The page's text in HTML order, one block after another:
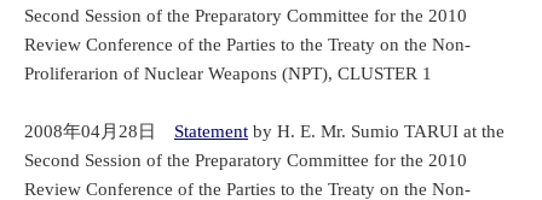
Second Session of the Preparatory Committee for the 2010
Review Conference of the Parties to the Treaty on the Non-
Proliferarion of Nuclear Weapons (NPT), CLUSTER 1
2008年04月28日 Statement by H. E. Mr. Sumio TARUI at the
Second Session of the Preparatory Committee for the 2010
Review Conference of the Parties to the Treaty on the Non-